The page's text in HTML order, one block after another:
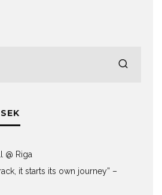
@ Riga
it starts its own journey” –